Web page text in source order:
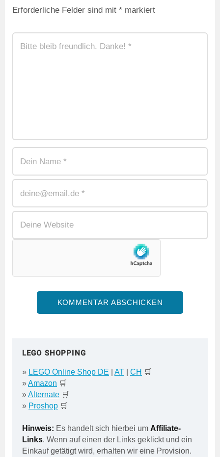
Erforderliche Felder sind mit * markiert
LEGO SHOPPING
» LEGO Online Shop DE AT CH 🛒
»Amazon 🛒
»Alternate 🛒
» Proshop 🛒
Hinweis: Es handelt sich hierbei um Affiliate-
Links. Wenn auf einen der Links geklickt und ein
Einkauf getätigt wird, erhalten wir eine Provision.